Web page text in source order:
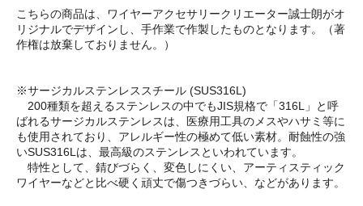
こちらの商品は、ワイヤーアクセサリークリエーター誠士朗がオ
リジナルでデザインし、手作業で作製したものとなります。（著
作権は放棄しておりません。）
※サージカルステンレススチール (SUS316L)
200種類を超えるステンレスの中でもJIS規格で「316L」と呼
ばれるサージカルステンレスは、医療用工具のメスやハサミ等に
も使用されており、アレルギー性の極めて低い素材。耐蝕性の強
いSUS316Lは、最高級のステンレスといわれています。
特性として、錆びづらく、変色しにくい、アーティスティック
ワイヤーなどと比べ硬く頑丈で傷つきづらい、などがあります。